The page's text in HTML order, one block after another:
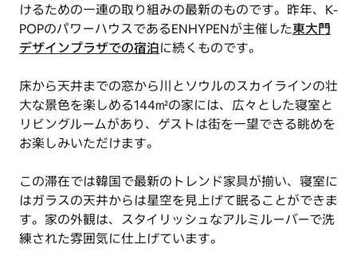
けるための一連の取り組みの最新のものです。昨年、K-
POPのパワーハウスであるENHYPENが主催した東大門
デザインプラザでの宿泊に続くものです。
床から天井までの窓から川とソウルのスカイラインの壮
大な景色を楽しめる144㎡の家には、広々とした寝室と
リビングルームがあり、ゲストは街を一望できる眺めを
お楽しみいただけます。
この滞在では韓国で最新のトレンド家具が揃い、寝室に
はガラスの天井からは星空を見上げて眠ることができま
す。家の外観は、スタイリッシュなアルミルーバーで洗
練された雰囲気に仕上げています。